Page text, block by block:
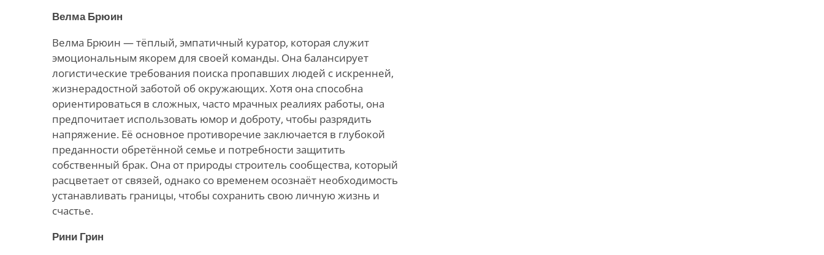
Велма Брюин
Велма Брюин — тёплый, эмпатичный куратор, которая служит
эмоциональным якорем для своей команды. Она балансирует
логистические требования поиска пропавших людей с искренней,
жизнерадостной заботой об окружающих. Хотя она способна
ориентироваться в сложных, часто мрачных реалиях работы, она
предпочитает использовать юмор и доброту, чтобы разрядить
напряжение. Её основное противоречие заключается в глубокой
преданности обретённой семье и потребности защитить
собственный брак. Она от природы строитель сообщества, который
расцветает от связей, однако со временем осознаёт необходимость
устанавливать границы, чтобы сохранить свою личную жизнь и
счастье.
Рини Грин